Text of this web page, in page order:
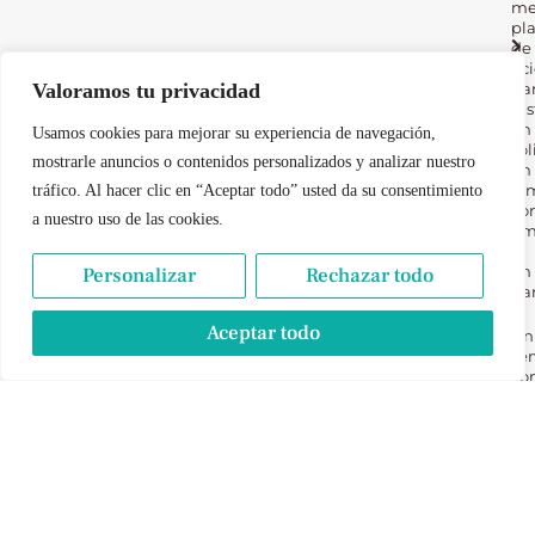
Valoramos tu privacidad
Usamos cookies para mejorar su experiencia de navegación,
mostrarle anuncios o contenidos personalizados y analizar nuestro
tráfico. Al hacer clic en “Aceptar todo” usted da su consentimiento
a nuestro uso de las cookies.
Personalizar Rechazar todo
Aceptar todo
de
en
en
en
Un